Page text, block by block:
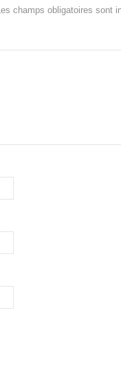
Les champs obligatoires sont